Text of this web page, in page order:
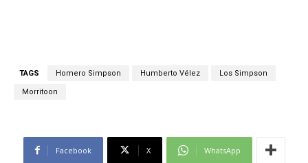
TAGS Homero Simpson Humberto Vélez Los Simpson
Morritoon
Facebook X WhatsApp